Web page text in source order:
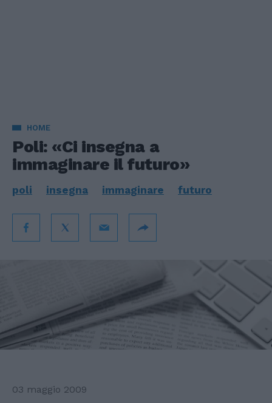
HOME
Poli: «Ci insegna a
immaginare il futuro»
poli insegna immaginare futuro
03 maggio 2009